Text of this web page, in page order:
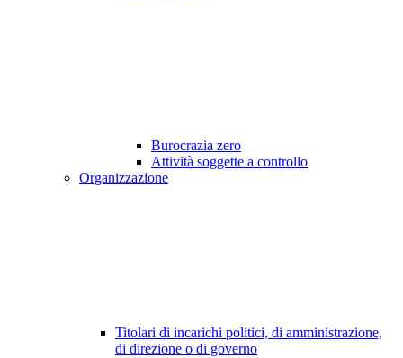
Burocrazia zero
Attività soggette a controllo
Organizzazione
Titolari di incarichi politici, di amministrazione,
di direzione o di governo